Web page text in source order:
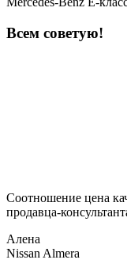
Всем советую!
Соотношение цена
продавца-
Алена
Nissan Almera